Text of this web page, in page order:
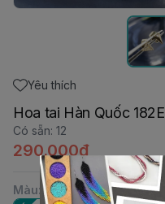
Yêu thích
Hoa tai Hàn Quốc 182E
Có sẵn: 12
290.000đ
Màu: